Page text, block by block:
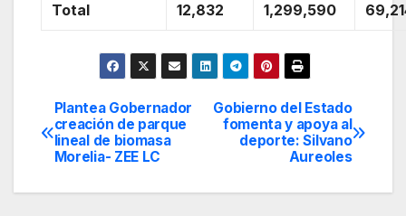
Total 12,832 1,299,590
Navegación
de
entradas
Gobierno del Estado
fomenta y apoya al
deporte: Silvano
Aureoles
Plantea Gobernador
creación de parque
lineal de biomasa
Morelia- ZEE LC